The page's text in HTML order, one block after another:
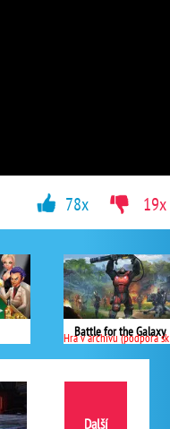
Battle for the Galaxy
Hra v archivu (podpora skončila)
78x 19x
Další